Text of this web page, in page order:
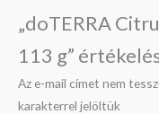
„doTERRA
113 g”
Az e-mail címet nem
karakterrel jelöltük